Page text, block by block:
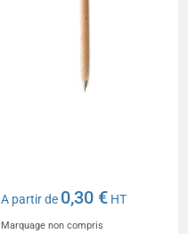
A partir de 0,30 € HT
Marquage non compris